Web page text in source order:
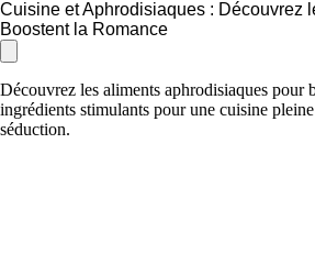
Cuisine et Aphrodisiaques : Découvrez
Boostent la Romance
Découvrez les aliments aphrodisiaques pour
ingrédients stimulants pour une cuisine
séduction.